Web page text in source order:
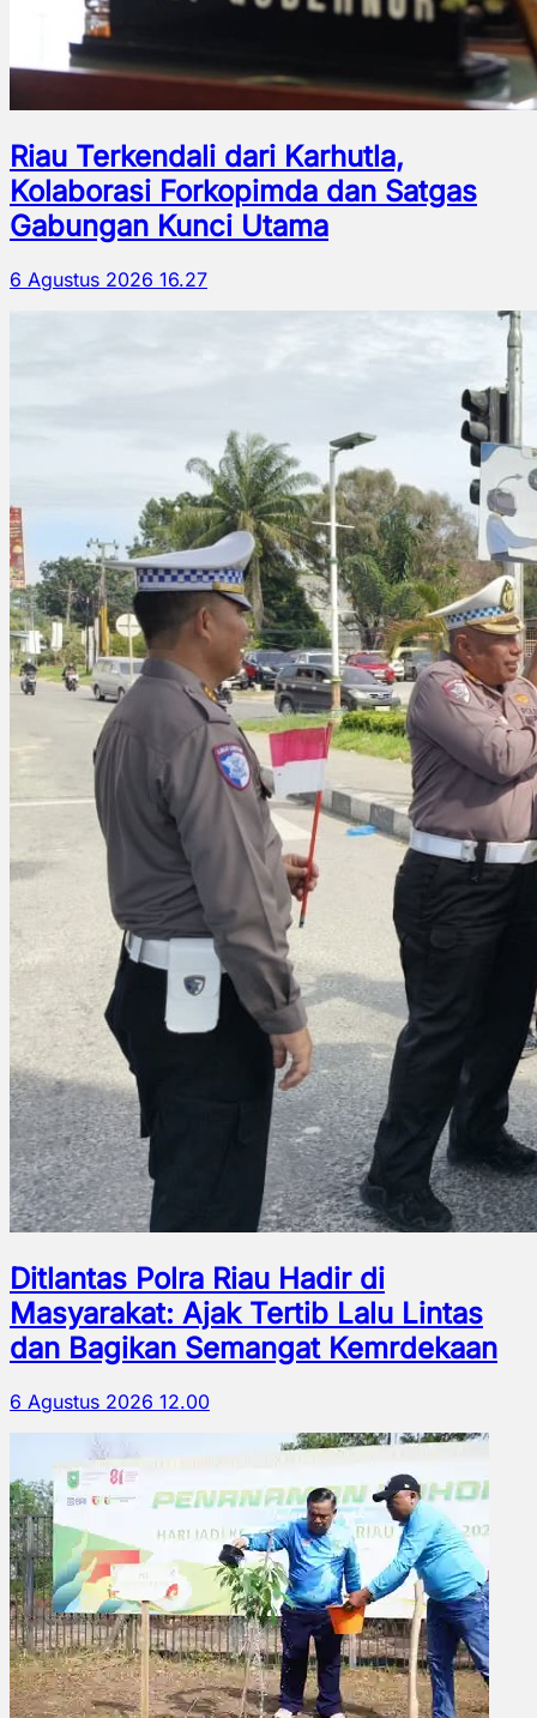
Riau Terkendali dari Karhutla,
Kolaborasi Forkopimda dan Satgas
Gabungan Kunci Utama
6 Agustus 2026 16.27
Ditlantas Polra Riau Hadir di
Masyarakat: Ajak Tertib Lalu Lintas
dan Bagikan Semangat Kemrdekaan
6 Agustus 2026 12.00